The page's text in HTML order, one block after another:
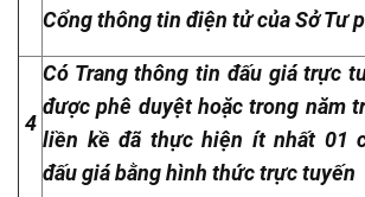
Cổng thông tin điện tử của Sở Tư
4
Có Trang thông tin đấu giá trực
được phê duyệt hoặc trong năm
liền kề đã thực hiện ít nhất 01
đấu giá bằng hình thức trực tuyến